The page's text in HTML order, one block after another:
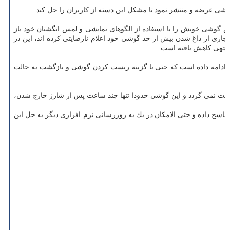
عرضه و منتشر نمود تا مشكل این دسته از كاربران را حل كند.
صفحه نمایش گوشی خویش را با استفاده از الگوهای نمایشی و لمس انگشتان خود باز
از داغ شدن بیش از حد گوشی خود اعلام نارضایتی كرده اند، این در
كاهش یافته است.
به ۴۵ درجه سلسیوس معادل ۱۱۳ درجه فارنهایت رسیده است. وی ادامه داده است كه حتی با گزینه ریست كردن گوشی و بازگشت به حالت
گوشی با هیچ كاری درست نمی گردد و این گوشی حدودا تنها چند ساعت پس از شارژ خارج شدن،
كاربران دو گوشی پیكسل ۲ و پیكسل ۲ ایكس ال با آنها مواجهند، پاسخ داده و حتی الامكان در یك به روزرسانی نرم افزاری دیگر به حل این